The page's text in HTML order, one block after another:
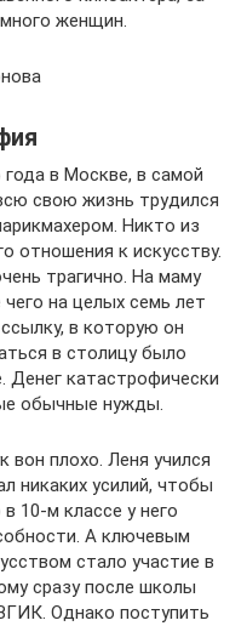
женщин.
в Москве, в самой
свою жизнь трудился
Никто из
отношения к искусству.
трагично. На маму
на целых семь лет
в которую он
в столицу было
Денег катастрофически
обычные нужды.
вон плохо. Леня учился
никаких усилий, чтобы
10-м классе у него
А ключевым
стало участие в
сразу после школы
Однако поступить